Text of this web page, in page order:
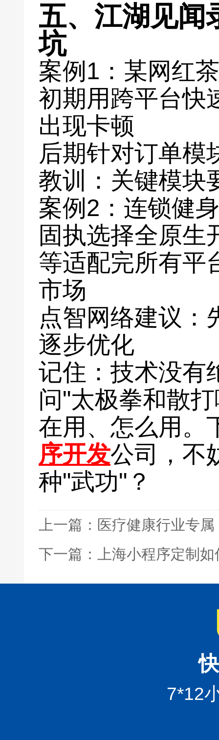
五、江湖见闻
坑
案例1：某网红
初期用跨平台快
出现卡顿
后期针对订单模
教训：关键模块
案例2：连锁健
固执选择全原生
等适配完所有平
市场
点智网络建议：
逐步优化
记住：技术没有
问"太极拳和散
在用、怎么用。
序开发公司，不
种"武功"？
上一篇：医疗健康行业专
下一篇：上海小程序定制
7*12